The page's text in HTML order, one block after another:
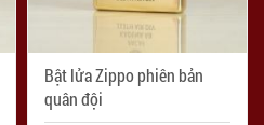
Bật lửa Zippo phiên bản
quân đội